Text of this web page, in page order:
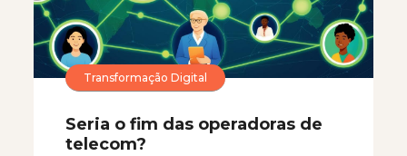
Transformação Digital
Seria o fim das operadoras de
telecom?